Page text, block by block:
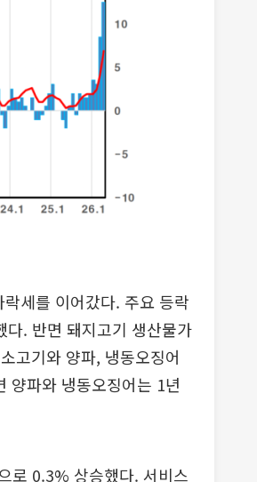
세를 이어갔다. 주요 등락
. 반면 돼지고기 생산물가
고기와 양파, 냉동오징어
양파와 냉동오징어는 1년
로 0.3% 상승했다. 서비스